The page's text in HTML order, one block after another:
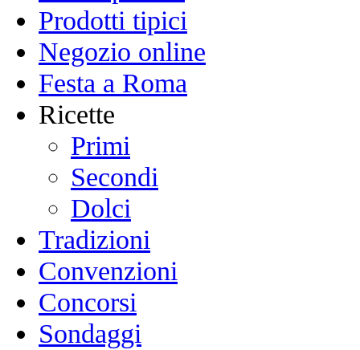
Prodotti tipici
Negozio online
Festa a Roma
Ricette
Primi
Secondi
Dolci
Tradizioni
Convenzioni
Concorsi
Sondaggi